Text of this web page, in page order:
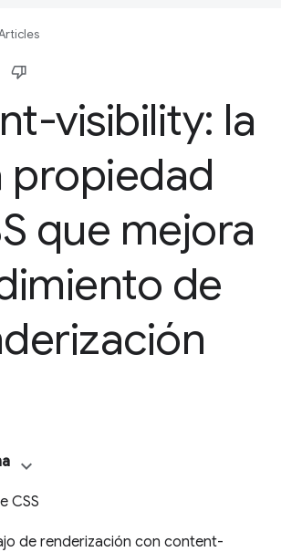
visibility: la
propiedad
que mejora
de
CSS
de renderización con content-